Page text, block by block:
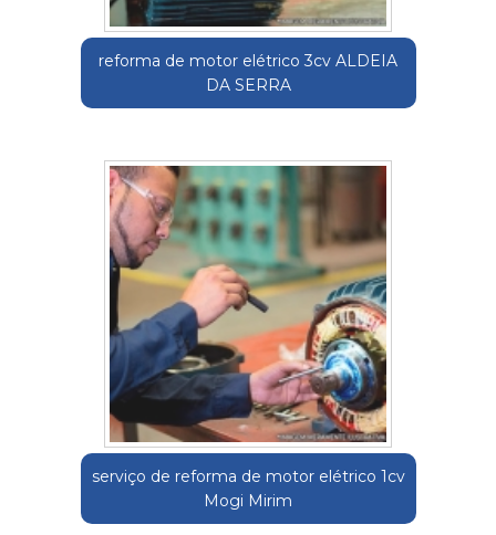
reforma de motor elétrico 3cv ALDEIA
DA SERRA
serviço de reforma de motor elétrico 1cv
Mogi Mirim